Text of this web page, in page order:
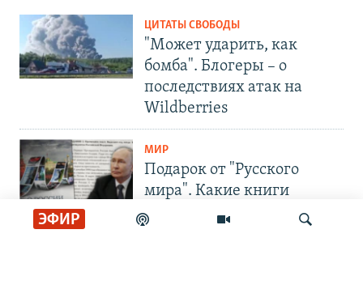
ЭФИР
ЦИТАТЫ СВОБОДЫ
"Может ударить, как
бомба". Блогеры – о
последствиях атак на
Wildberries
МИР
Подарок от "Русского
мира". Какие книги
Москва предлагает сербам